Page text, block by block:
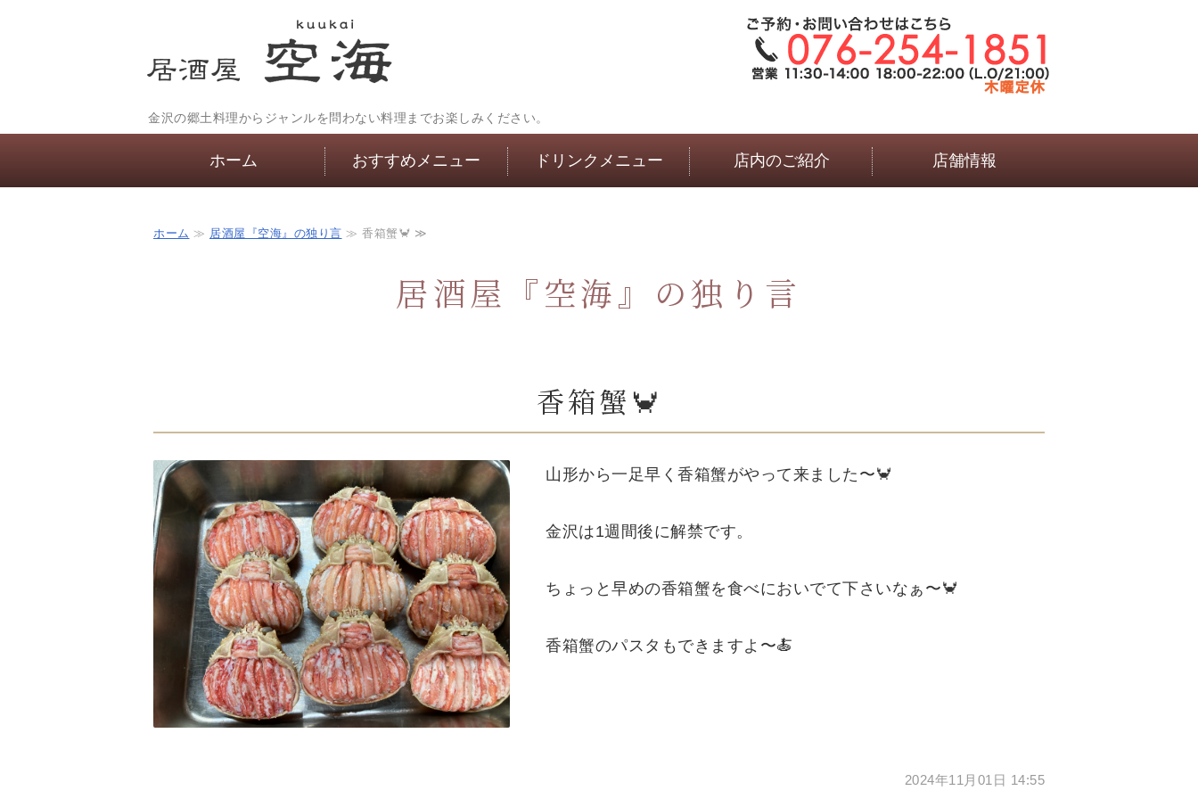
金沢の郷土料理からジャンルを問わない料理までお楽しみください。
ホーム おすすめメニュー ドリンクメニュー 店内のご紹介 店舗情報
ホーム ≫ 居酒屋『空海』の独り言 ≫ 香箱蟹🦀 ≫
居酒屋『空海』の独り言
香箱蟹🦀
山形から一足早く香箱蟹がやって来ました〜🦀
金沢は1週間後に解禁です。
ちょっと早めの香箱蟹を食べにおいでて下さいなぁ〜🦀
香箱蟹のパスタもできますよ〜🍝
2024年11月01日 14:55